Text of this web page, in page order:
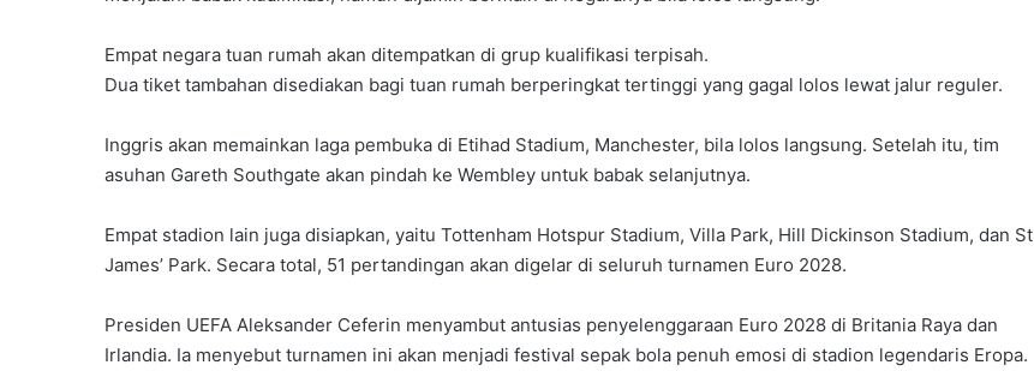
Empat negara tuan rumah akan ditempatkan di grup kualifikasi terpisah.
Dua tiket tambahan disediakan bagi tuan rumah berperingkat tertinggi yang gagal lolos lewat jalur reguler.
Inggris akan memainkan laga pembuka di Etihad Stadium, Manchester, bila lolos langsung. Setelah itu, tim
asuhan Gareth Southgate akan pindah ke Wembley untuk babak selanjutnya.
Empat stadion lain juga disiapkan, yaitu Tottenham Hotspur Stadium, Villa Park, Hill Dickinson Stadium, dan St
James’ Park. Secara total, 51 pertandingan akan digelar di seluruh turnamen Euro 2028.
Presiden UEFA Aleksander Ceferin menyambut antusias penyelenggaraan Euro 2028 di Britania Raya dan
Irlandia. Ia menyebut turnamen ini akan menjadi festival sepak bola penuh emosi di stadion legendaris Eropa.